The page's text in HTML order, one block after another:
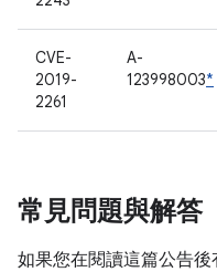
CVE-
2019-
2261
A-
123998003*
常見問題與解答
如果您在閱讀這篇公告